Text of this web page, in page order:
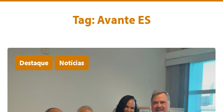
Tag:Avante ES
Destaque Notícias